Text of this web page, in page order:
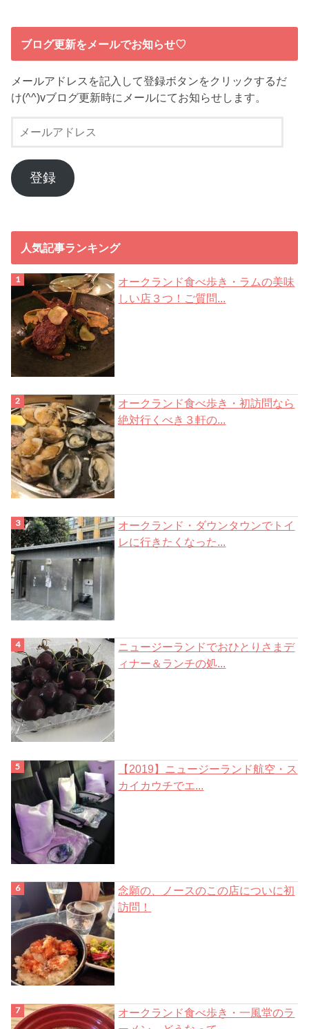
ブログ更新をメールでお知らせ♡
メールアドレスを記入して登録ボタンをクリックするだ
け(^^)vブログ更新時にメールにてお知らせします。
ー
ア
ド
登録
人気記事ランキング
オークランド食べ歩き・ラムの美味
しい店３つ！ご質問...
オークランド食べ歩き・初訪問なら
絶対行くべき３軒の...
オークランド・ダウンタウンでトイ
レに行きたくなった...
ニュージーランドでおひとりさまデ
ィナー＆ランチの処...
【2019】ニュージーランド航空・ス
カイカウチでエ...
念願の、ノースのこの店についに初
訪問！
オークランド食べ歩き・一風堂のラ